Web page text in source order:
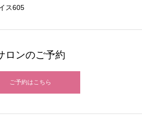
ス605
ロンのご予約
ご予約はこちら